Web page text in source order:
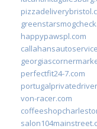
happypawspl.com
perfectfit24-7.com
von-racer.com